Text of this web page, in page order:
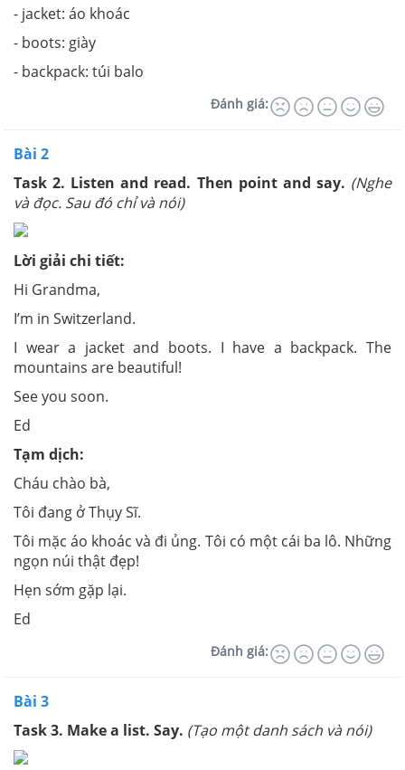
- jacket: áo khoác
- boots: giày
- backpack: túi balo
Đánh giá:
Bài 2
Task 2. Listen and read. Then point and say. (Nghe
và đọc. Sau đó chỉ và nói)
Lời giải chi tiết:
Hi Grandma,
I’m in Switzerland.
I wear a jacket and boots. I have a backpack. The
mountains are beautiful!
See you soon.
Ed
Tạm dịch:
Cháu chào bà,
Tôi đang ở Thụy Sĩ.
Tôi mặc áo khoác và đi ủng. Tôi có một cái ba lô. Những
ngọn núi thật đẹp!
Hẹn sớm gặp lại.
Ed
Đánh giá:
Bài 3
Task 3. Make a list. Say. (Tạo một danh sách và nói)